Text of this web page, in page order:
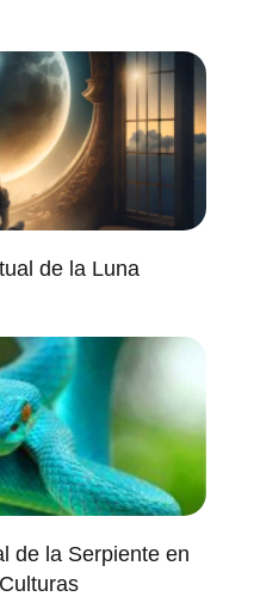
de la Luna
de la Serpiente en